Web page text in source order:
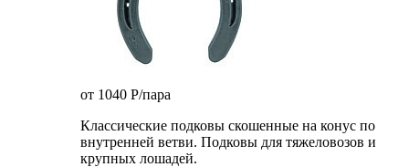
от 1040 P/пара
Классические подковы скошенные на конус по
внутренней ветви. Подковы для тяжеловозов и
крупных лошадей.